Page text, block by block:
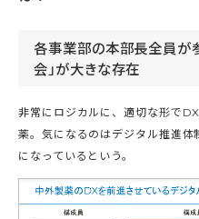
各事業部の本部長全員が
会」が大きな存在
非常にロジカルに、適切な形で
薬。気になるのはデジタル推進
になっているという。